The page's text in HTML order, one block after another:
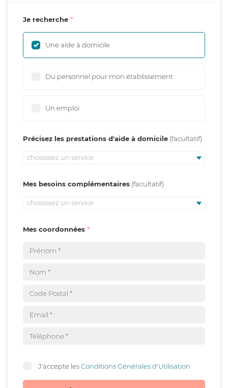
Je recherche
Une aide à domicile
Du personnel pour mon établissement
Un emploi
Précisez les prestations d'aide à domicile
choisissez un service
Mes besoins complémentaires
choisissez un service
Mes coordonnées
J'accepte lesConditions Générales d'Utilisation